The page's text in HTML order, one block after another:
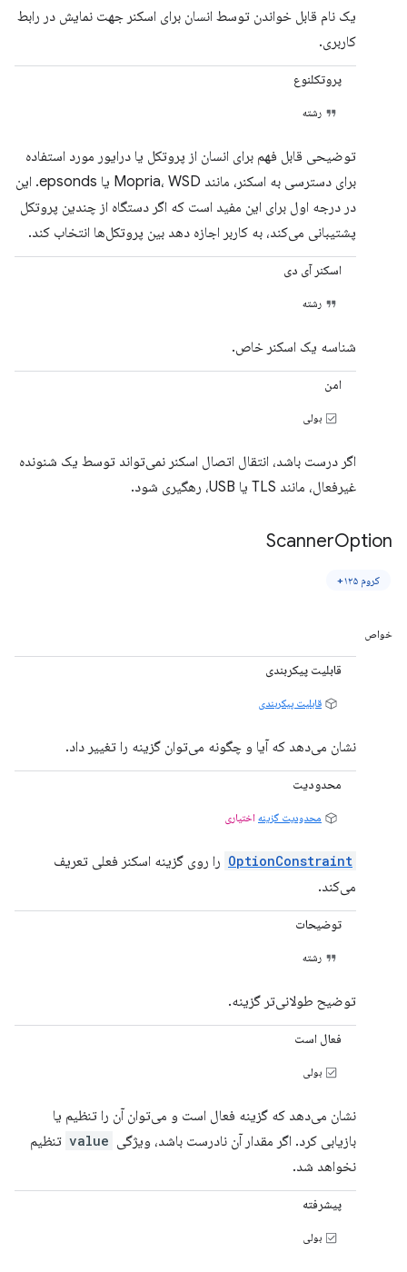
یک نام قابل خواندن توسط انسان برای اسکنر جهت نمایش در رابط
کاربری.
پروتکلنوع
رشته
توضیحی قابل فهم برای انسان از پروتکل یا درایور مورد استفاده
برای دسترسی به اسکنر، مانند Mopria، WSD یا epsonds. این
در درجه اول برای این مفید است که اگر دستگاه از چندین پروتکل
پشتیبانی می‌کند، به کاربر اجازه دهد بین پروتکل‌ها انتخاب کند.
اسکنر آی دی
رشته
شناسه یک اسکنر خاص.
امن
بولی
اگر درست باشد، انتقال اتصال اسکنر نمی‌تواند توسط یک شنونده
غیرفعال، مانند TLS یا USB، رهگیری شود.
ScannerOption
کروم ۱۲۵+
خواص
قابلیت پیکربندی
قابلیت پیکربندی
نشان می‌دهد که آیا و چگونه می‌توان گزینه را تغییر داد.
محدودیت
محدودیت گزینه اختیاری
OptionConstraint را روی گزینه اسکنر فعلی تعریف
می‌کند.
توضیحات
رشته
توضیح طولانی‌تر گزینه.
فعال است
بولی
نشان می‌دهد که گزینه فعال است و می‌توان آن را تنظیم یا
بازیابی کرد. اگر مقدار آن نادرست باشد، ویژگی value تنظیم
نخواهد شد.
پیشرفته
بولی